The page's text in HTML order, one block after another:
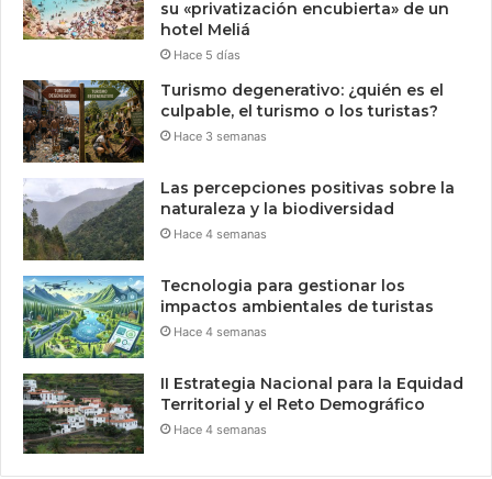
su «privatización encubierta» de un
hotel Meliá
Hace 5 días
Turismo degenerativo: ¿quién es el
culpable, el turismo o los turistas?
Hace 3 semanas
Las percepciones positivas sobre la
naturaleza y la biodiversidad
Hace 4 semanas
Tecnologia para gestionar los
impactos ambientales de turistas
Hace 4 semanas
II Estrategia Nacional para la Equidad
Territorial y el Reto Demográfico
Hace 4 semanas